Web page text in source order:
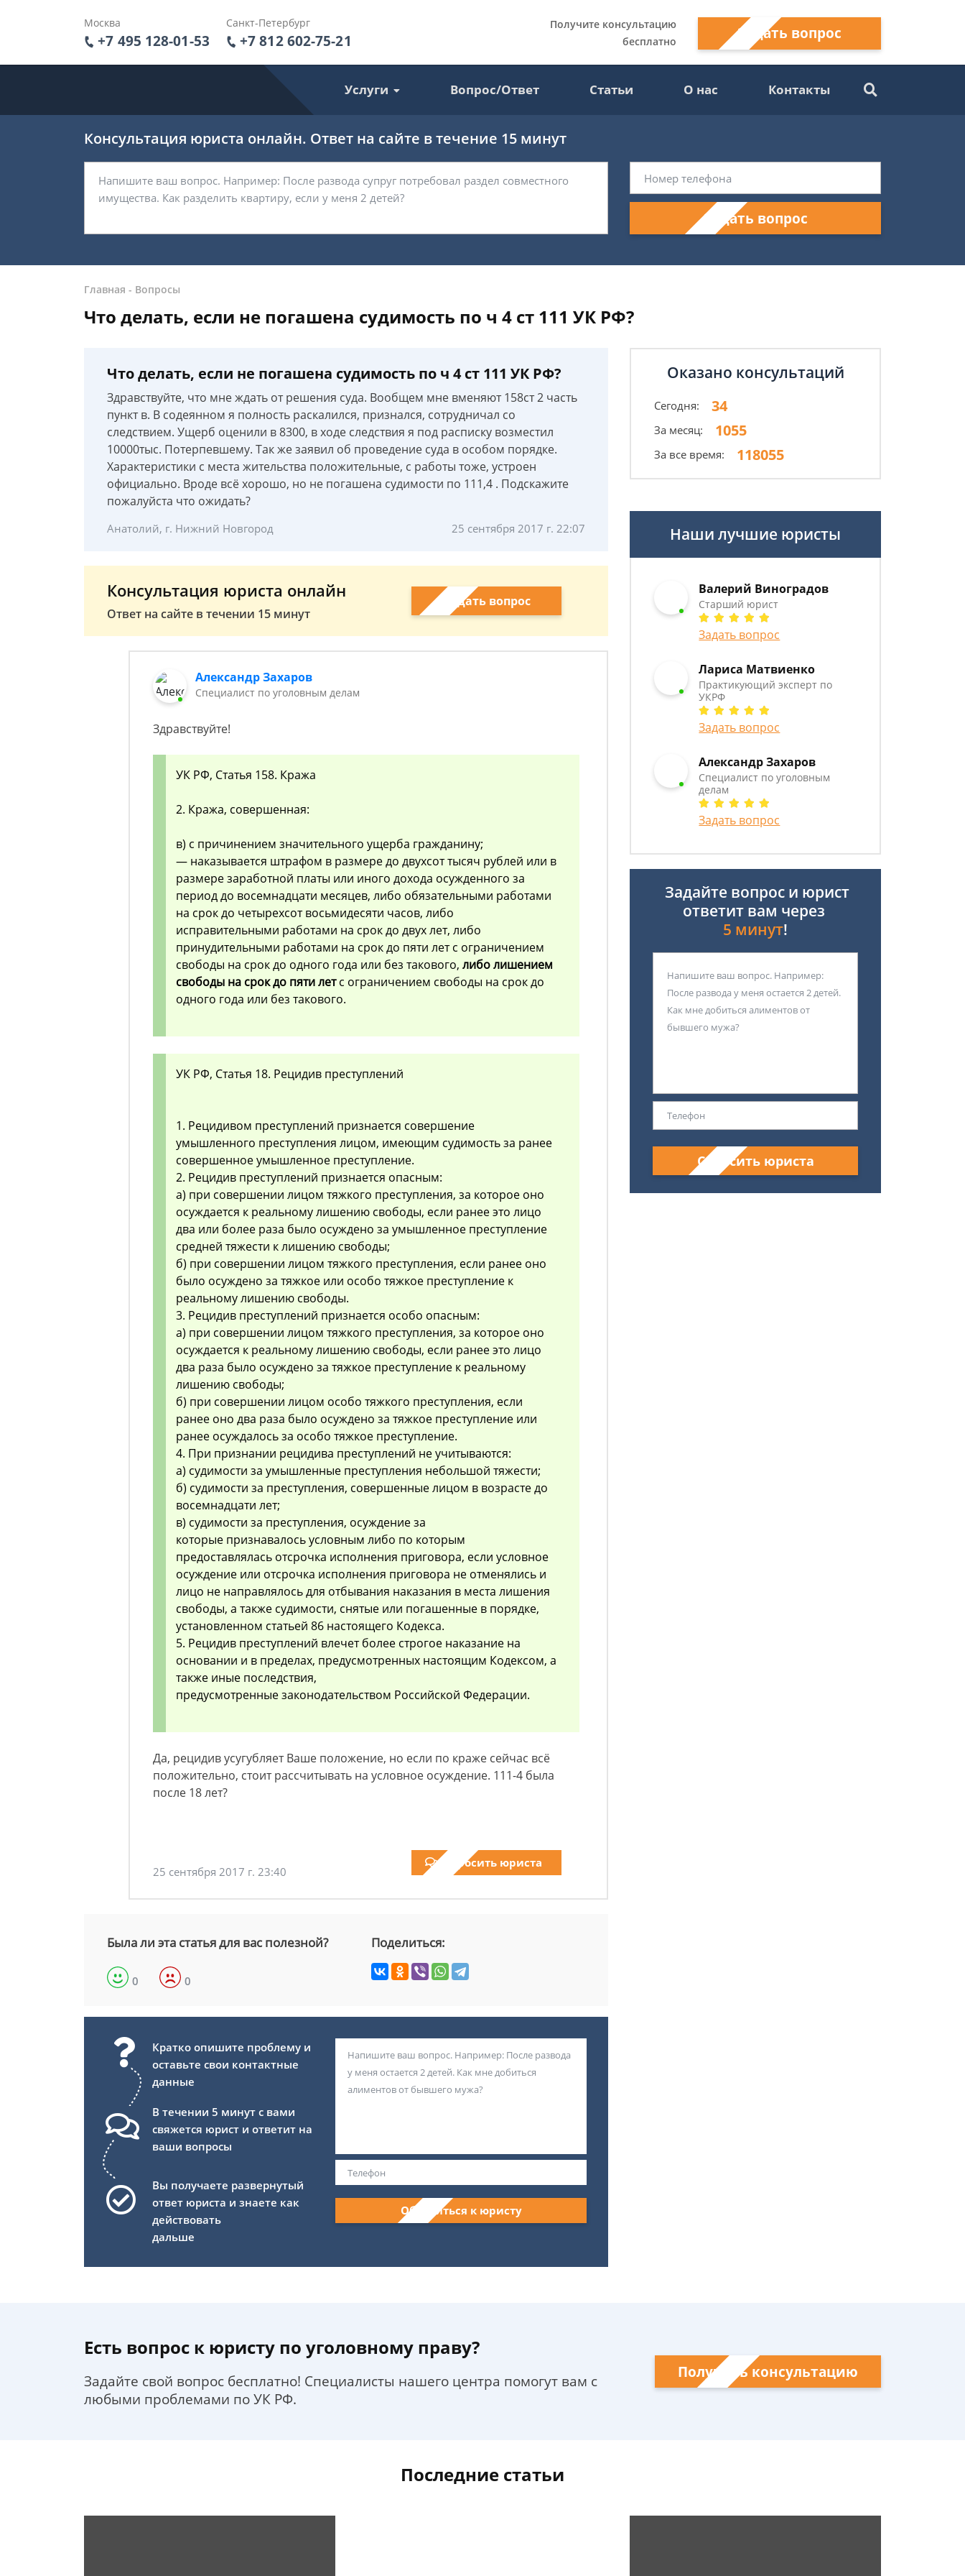
Москва
+7 495 128-01-53
Санкт-Петербург
+7 812 602-75-21
Получите консультацию
бесплатно
Задать вопрос
Услуги Вопрос/Ответ Статьи О нас Контакты
Консультация юриста онлайн. Ответ на сайте в течение 15 минут
Задать вопрос
Главная - Вопросы
Что делать, если не погашена судимость по ч 4 ст 111 УК РФ?
Что делать, если не погашена судимость по ч 4 ст 111 УК РФ?
Здравствуйте, что мне ждать от решения суда. Вообщем мне вменяют 158ст 2 часть
пункт в. В содеянном я полность раскалился, признался, сотрудничал со
следствием. Ущерб оценили в 8300, в ходе следствия я под расписку возместил
10000тыс. Потерпевшему. Так же заявил об проведение суда в особом порядке.
Характеристики с места жительства положительные, с работы тоже, устроен
официально. Вроде всё хорошо, но не погашена судимости по 111,4 . Подскажите
пожалуйста что ожидать?
Анатолий, г. Нижний Новгород 25 сентября 2017 г. 22:07
Консультация юриста онлайн
Ответ на сайте в течении 15 минут
Задать вопрос
Александр Захаров
Специалист по уголовным делам
Здравствуйте!
УК РФ, Статья 158. Кража
2. Кража, совершенная:
в) с причинением значительного ущерба гражданину;
— наказывается штрафом в размере до двухсот тысяч рублей или в
размере заработной платы или иного дохода осужденного за
период до восемнадцати месяцев, либо обязательными работами
на срок до четырехсот восьмидесяти часов, либо
исправительными работами на срок до двух лет, либо
принудительными работами на срок до пяти лет с ограничением
свободы на срок до одного года или без такового, либо лишением
свободы на срок до пяти летс ограничением свободы на срок до
одного года или без такового.
УК РФ, Статья 18. Рецидив преступлений
1. Рецидивом преступлений признается совершение
умышленного преступления лицом, имеющим судимость за ранее
совершенное умышленное преступление.
2. Рецидив преступлений признается опасным:
а) при совершении лицом тяжкого преступления, за которое оно
осуждается к реальному лишению свободы, если ранее это лицо
два или более раза было осуждено за умышленное преступление
средней тяжести к лишению свободы;
б) при совершении лицом тяжкого преступления, если ранее оно
было осуждено за тяжкое или особо тяжкое преступление к
реальному лишению свободы.
3. Рецидив преступлений признается особо опасным:
а) при совершении лицом тяжкого преступления, за которое оно
осуждается к реальному лишению свободы, если ранее это лицо
два раза было осуждено за тяжкое преступление к реальному
лишению свободы;
б) при совершении лицом особо тяжкого преступления, если
ранее оно два раза было осуждено за тяжкое преступление или
ранее осуждалось за особо тяжкое преступление.
4. При признании рецидива преступлений не учитываются:
а) судимости за умышленные преступления небольшой тяжести;
б) судимости за преступления, совершенные лицом в возрасте до
восемнадцати лет;
в) судимости за преступления, осуждение за
которые признавалось условным либо по которым
предоставлялась отсрочка исполнения приговора, если условное
осуждение или отсрочка исполнения приговора не отменялись и
лицо не направлялось для отбывания наказания в места лишения
свободы, а также судимости, снятые или погашенные в порядке,
установленном статьей 86 настоящего Кодекса.
5. Рецидив преступлений влечет более строгое наказание на
основании и в пределах, предусмотренных настоящим Кодексом, а
также иные последствия,
предусмотренные законодательством Российской Федерации.
Да, рецидив усугубляет Ваше положение, но если по краже сейчас всё
положительно, стоит рассчитывать на условное осуждение. 111-4 была
после 18 лет?
25 сентября 2017 г. 23:40
Спросить юриста
Была ли эта статья для вас полезной?
0 0
Поделиться:
Кратко опишите проблему и
оставьте свои контактные
данные
В течении 5 минут с вами
свяжется юрист и ответит на
ваши вопросы
Вы получаете развернутый
ответ юриста и знаете как
действовать
дальше
Обратиться к юристу
Оказано консультаций
Сегодня: 34
За месяц: 1055
За все время: 118055
Наши лучшие юристы
Валерий Виноградов
Старший юрист
Задать вопрос
Лариса Матвиенко
Практикующий эксперт по
УКРФ
Задать вопрос
Александр Захаров
Специалист по уголовным
делам
Задать вопрос
Задайте вопрос и юрист
ответит вам через
5 минут!
Спросить юриста
Есть вопрос к юристу по уголовному праву?
Задайте свой вопрос бесплатно! Специалисты нашего центра помогут вам с
любыми проблемами по УК РФ.
Получить консультацию
Последние статьи